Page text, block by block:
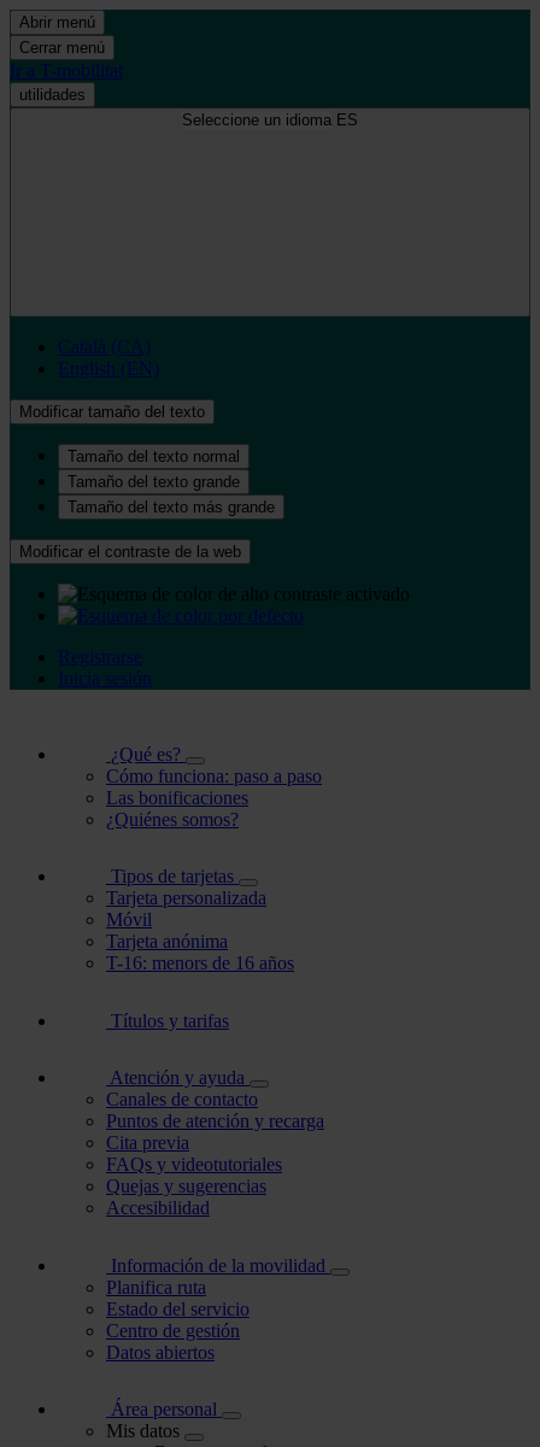
Abrir menú
Cerrar menú
Ir a T-mobilitat
utilidades
Seleccione un idioma
Català (CA)
English (EN)
Modificar tamaño del texto
Tamaño del texto normal
Tamaño del texto grande
Tamaño del texto más grande
Modificar el contraste de la web
Registrarse
Inicia sesión
¿Qué es?
Cómo funciona: paso a paso
Las bonificaciones
¿Quiénes somos?
Tipos de tarjetas
Tarjeta personalizada
Móvil
Tarjeta anónima
T-16: menors de 16 años
Títulos y tarifas
Atención y ayuda
Canales de contacto
Puntos de atención y recarga
Cita previa
FAQs y videotutoriales
Quejas y sugerencias
Accesibilidad
Información de la movilidad
Planifica ruta
Estado del servicio
Centro de gestión
Datos abiertos
Área personal
Mis datos